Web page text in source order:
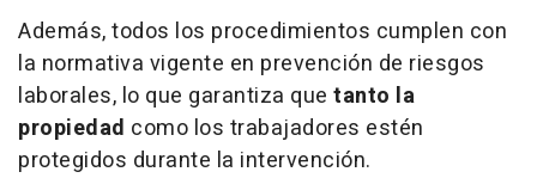
Además, todos los procedimientos cumplen con
la normativa vigente en prevención de riesgos
laborales, lo que garantiza que tanto la
propiedad como los trabajadores estén
protegidos durante la intervención.